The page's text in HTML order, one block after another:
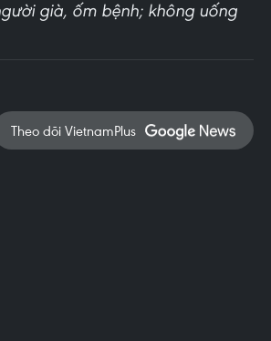
già, ốm bệnh; không uống
Theo dõi VietnamPlus